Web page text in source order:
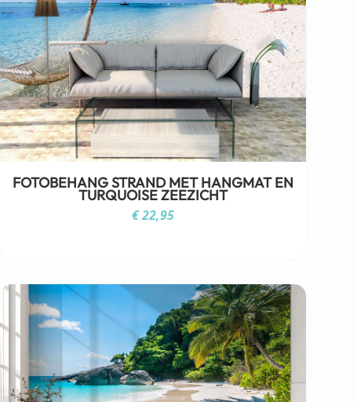
FOTOBEHANG STRAND MET HANGMAT EN
TURQUOISE ZEEZICHT
€22,95